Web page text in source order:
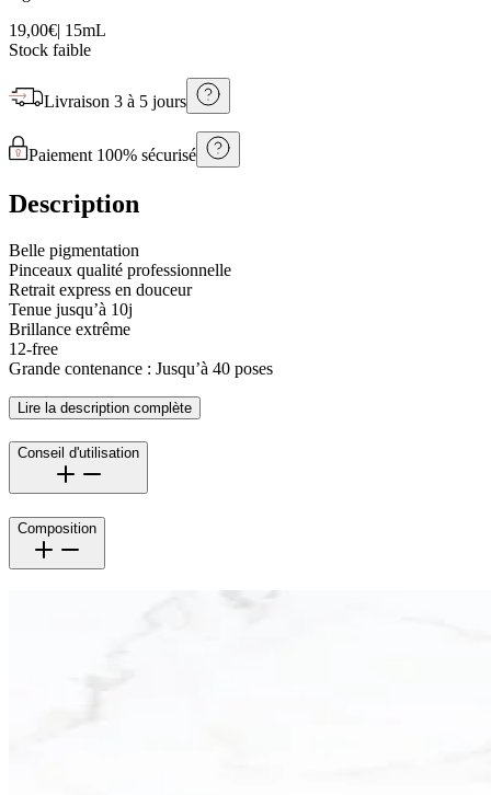
19,00€| 15mL
Stock faible
Livraison 3 à 5 jours
Paiement 100% sécurisé
Description
Belle pigmentation
Pinceaux qualité professionnelle
Retrait express en douceur
Tenue jusqu’à 10j
Brillance extrême
12-free
Grande contenance : Jusqu’à 40 poses
Lire la description complète
Conseil d'utilisation
Composition